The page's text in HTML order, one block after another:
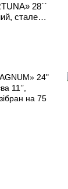
28``
сталева